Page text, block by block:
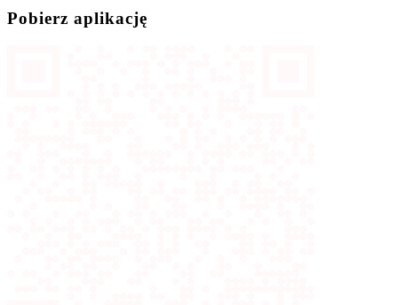
Pobierz aplikację